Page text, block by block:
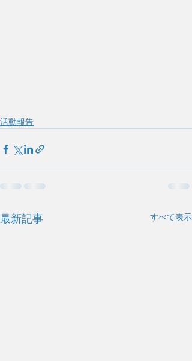
活動報告
最新記事 すべて表示